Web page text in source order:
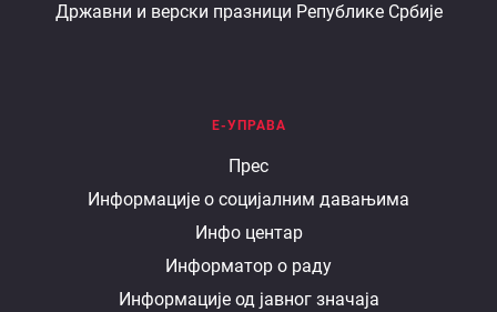
Државни и верски празници Републике Србије
Е-УПРАВА
Прес
Информације о социјалним давањима
Инфо центар
Информатор о раду
Информације од јавног значаја